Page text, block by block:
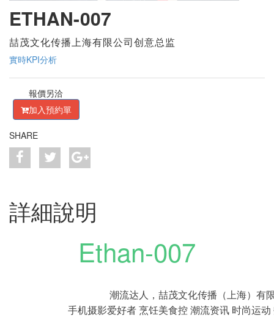
ETHAN-007
喆茂文化传播上海有限公司创意总监
實時KPI分析
報價另洽
加入預約單
SHARE
詳細說明
Ethan-007
潮流达人，喆茂文化传播（上海）有
手机摄影爱好者 烹饪美食控 潮流资讯 时尚运